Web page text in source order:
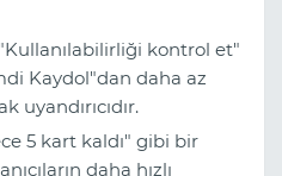
"Kullanılabilirliği kontrol et"
Kaydol"dan daha az
uyandırıcıdır.
5 kart kaldı" gibi bir
daha hızlı